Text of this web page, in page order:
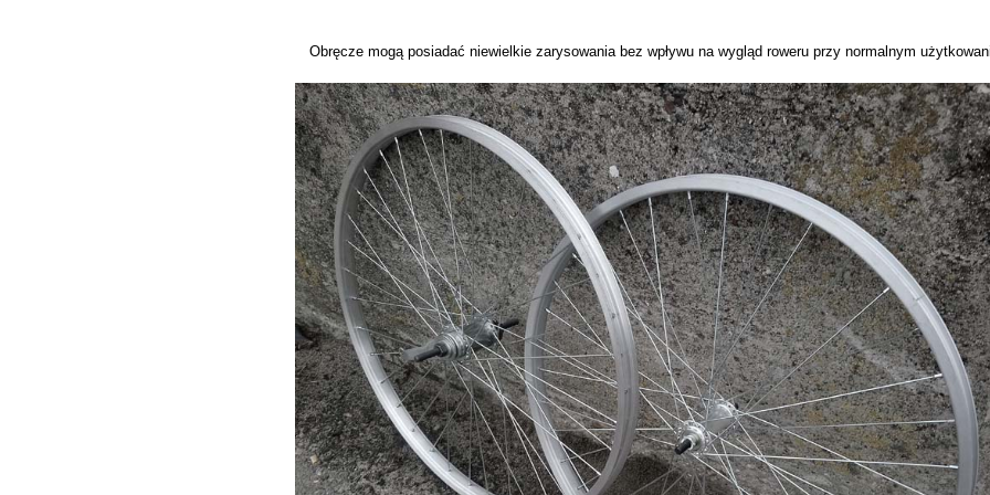
Obręcze mogą posiadać niewielkie zarysowania bez wpływu na wygląd roweru przy normalnym